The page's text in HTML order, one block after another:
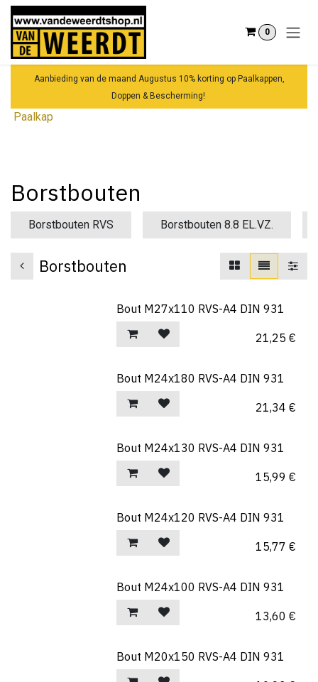
Overslaan naar inhoud
0
Aanbieding van de maand Augustus 10% korting op Paalkappen,
Doppen & Bescherming!
Paalkap
Borstbouten
Borstbouten RVS Borstbouten 8.8 EL.VZ.
Borstbouten
Bout M27x110 RVS-A4 DIN 931
21,25 €
Bout M24x180 RVS-A4 DIN 931
21,34 €
Bout M24x130 RVS-A4 DIN 931
15,99 €
Bout M24x120 RVS-A4 DIN 931
15,77 €
Bout M24x100 RVS-A4 DIN 931
13,60 €
Bout M20x150 RVS-A4 DIN 931